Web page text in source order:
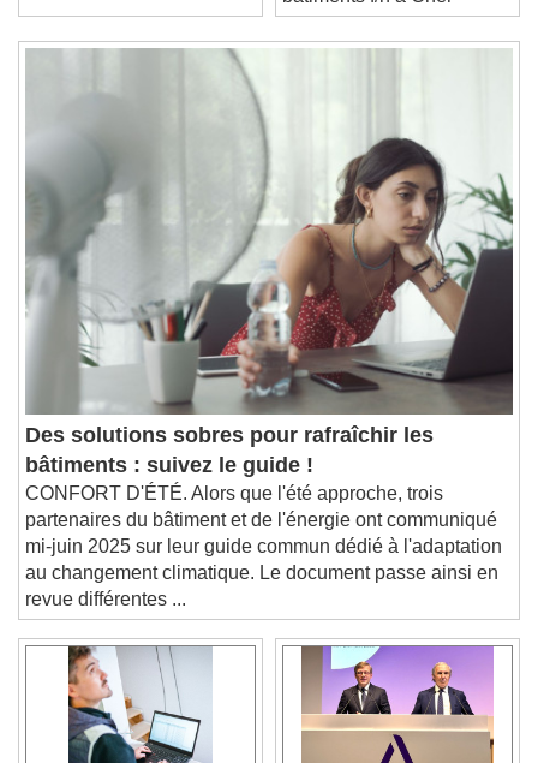
Seek to live, currently behind liveLIVE
Remaining Time-0:00
Descriptions
descriptions off , selected
subtitles settings, opens subtitles
settings dialog
subtitles off, selected
Picture-in-Picture
Fullscreen
This is a modal window.
Beginning of dialog window. Escape will cancel
and close the window.
Text
Text Background
Color
Caption Area Background
bâtiments f/h à Cher
Des solutions sobres pour rafraîchir les
bâtiments : suivez le guide !
CONFORT D'ÉTÉ. Alors que l'été approche, trois
partenaires du bâtiment et de l'énergie ont communiqué
mi-juin 2025 sur leur guide commun dédié à l'adaptation
au changement climatique. Le document passe ainsi en
revue différentes ...